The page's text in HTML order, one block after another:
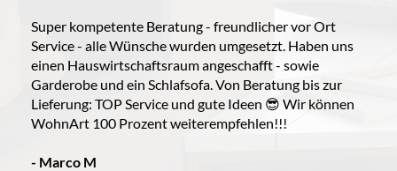
Super kompetente Beratung - freundlicher vor Ort
Service - alle Wünsche wurden umgesetzt. Haben uns
einen Hauswirtschaftsraum angeschafft - sowie
Garderobe und ein Schlafsofa. Von Beratung bis zur
Lieferung: TOP Service und gute Ideen 😎 Wir können
WohnArt 100 Prozent weiterempfehlen!!!
- Marco M